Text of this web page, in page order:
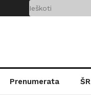
Prenumerata